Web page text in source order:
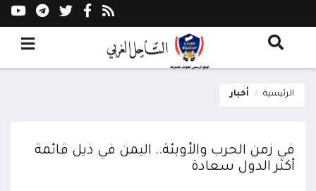
الرئيسية أخبار
في زمن الحرب والأوبئة.. اليمن في ذيل قائمة
أكثر الدول سعادة